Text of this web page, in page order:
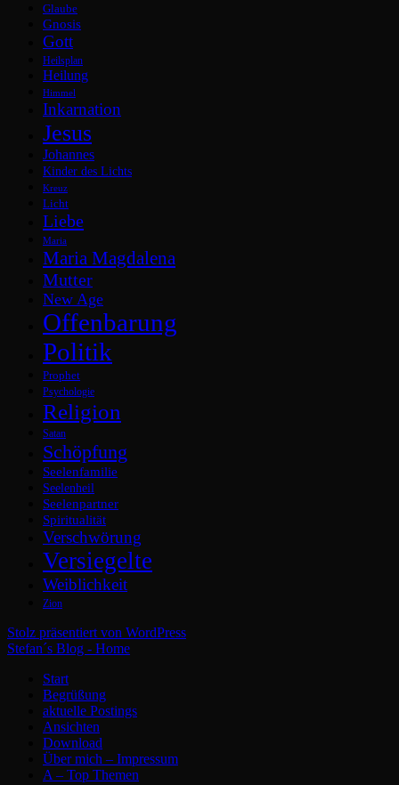
Glaube
Gnosis
Gott
Heilsplan
Heilung
Himmel
Inkarnation
Jesus
Johannes
Kinder des Lichts
Kreuz
Licht
Liebe
Maria
Maria Magdalena
Mutter
New Age
Offenbarung
Politik
Prophet
Psychologie
Religion
Satan
Schöpfung
Seelenfamilie
Seelenheil
Seelenpartner
Spiritualität
Verschwörung
Versiegelte
Weiblichkeit
Zion
Stolz präsentiert von WordPress
Stefan´s Blog - Home
Start
Begrüßung
aktuelle Postings
Ansichten
Download
Über mich – Impressum
A – Top Themen